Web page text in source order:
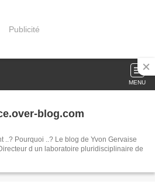
Publicité
MENU
blog.com
d un laboratoire pluridisciplinaire de